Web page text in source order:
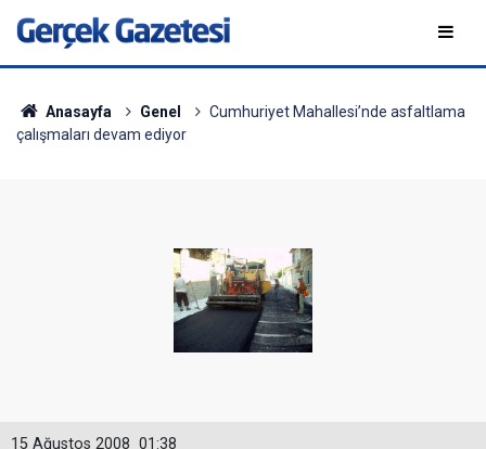
Anasayfa Genel
Cumhuriyet Mahallesi’nde asfaltlama
çalışmaları devam ediyor
01:38
15 Ağustos 2008